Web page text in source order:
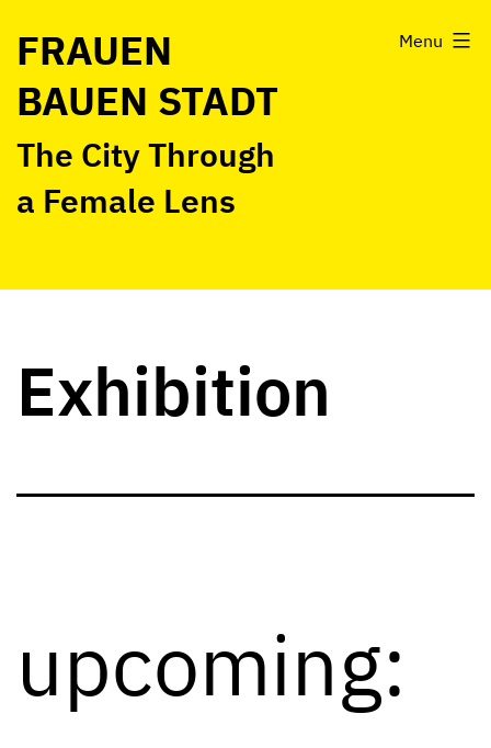
content
FRAUEN
BAUEN STADT
The City Through
a Female Lens
Menu
Exhibition
upcoming: